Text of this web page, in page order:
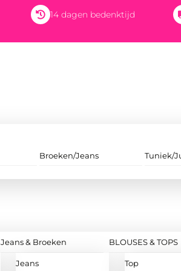
14 dagen bedenktijd
Broeken/Jeans Tuniek/
Jeans & Broeken
Jeans
BLOUSES & TOPS
Top